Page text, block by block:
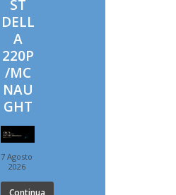
ST
DELL
A
220P
/MC
NAU
GHT
7 Agosto
2026
Continua